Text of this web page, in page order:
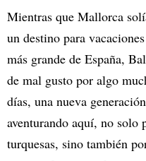
Mientras que Mallorca
un destino para
más grande de España,
de mal gusto por algo
días, una nueva
aventurando aquí, no solo
turquesas, sino también